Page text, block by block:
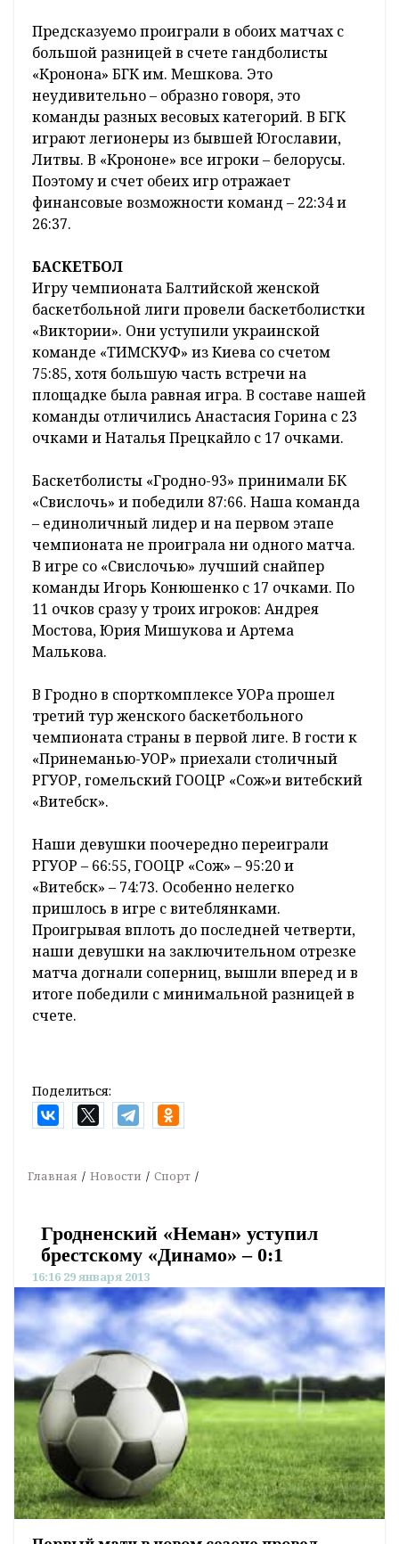
Предсказуемо проиграли в обоих матчах с
большой разницей в счете гандболисты
«Кронона» БГК им. Мешкова. Это
неудивительно – образно говоря, это
команды разных весовых категорий. В БГК
играют легионеры из бывшей Югославии,
Литвы. В «Крононе» все игроки – белорусы.
Поэтому и счет обеих игр отражает
финансовые возможности команд – 22:34 и
26:37.
БАСКЕТБОЛ
Игру чемпионата Балтийской женской
баскетбольной лиги провели баскетболистки
«Виктории». Они уступили украинской
команде «ТИМСКУФ» из Киева со счетом
75:85, хотя большую часть встречи на
площадке была равная игра. В составе нашей
команды отличились Анастасия Горина с 23
очками и Наталья Прецкайло с 17 очками.
Баскетболисты «Гродно-93» принимали БК
«Свислочь» и победили 87:66. Наша команда
– единоличный лидер и на первом этапе
чемпионата не проиграла ни одного матча.
В игре со «Свислочью» лучший снайпер
команды Игорь Конюшенко с 17 очками. По
11 очков сразу у троих игроков: Андрея
Мостова, Юрия Мишукова и Артема
Малькова.
В Гродно в спорткомплексе УОРа прошел
третий тур женского баскетбольного
чемпионата страны в первой лиге. В гости к
«Принеманью-УОР» приехали столичный
РГУОР, гомельский ГООЦР «Сож»и витебский
«Витебск».
Наши девушки поочередно переиграли
РГУОР – 66:55, ГООЦР «Сож» – 95:20 и
«Витебск» – 74:73. Особенно нелегко
пришлось в игре с витеблянками.
Проигрывая вплоть до последней четверти,
наши девушки на заключительном отрезке
матча догнали соперниц, вышли вперед и в
итоге победили с минимальной разницей в
счете.
Поделиться:
Главная Новости Спорт
Гродненский «Неман» уступил
брестскому «Динамо» – 0:1
16:16 29 января 2013